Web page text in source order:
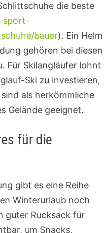
die beste
sport-
bauer). Ein Helm
gehören bei diesen
Für Skilangläufer lohnt
Ski zu investieren,
als herkömmliche
Gelände geeignet.
für die
gibt es eine Reihe
Winterurlaub noch
guter Rucksack für
um Snacks,